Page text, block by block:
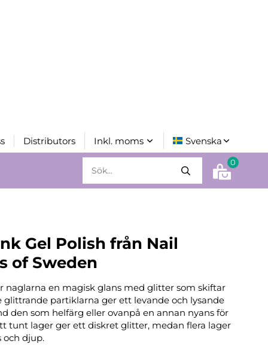
Distributors
0
Gel Polish från Nail
of Sweden
naglarna en magisk glans med glitter som skiftar
glittrande partiklarna ger ett levande och lysande
den som helfärg eller ovanpå en annan nyans för
tunt lager ger ett diskret glitter, medan flera lager
och djup.